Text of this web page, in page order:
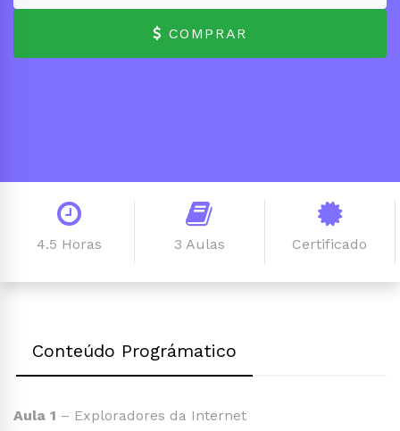
COMPRAR
4.5 Horas 3 Aulas Certificado
Conteúdo Prográmatico
Aula 1 – Exploradores da Internet